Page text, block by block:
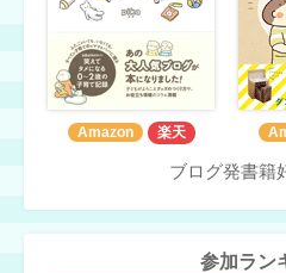
Amazon 楽天
ブログ発書籍
参加ラン